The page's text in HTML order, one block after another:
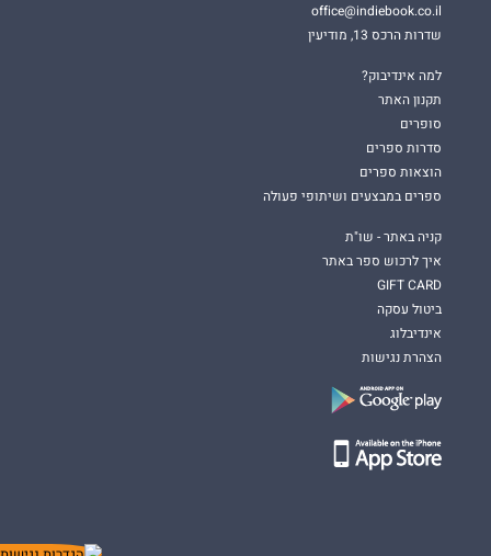
office@indiebook.co.il
שדרות הרכס 13, מודיעין
למה אינדיבוק?
תקנון האתר
סופרים
סדרות ספרים
הוצאות ספרים
ספרים במבצעים ושיתופי פעולה
קניה באתר - שו"ת
איך לרכוש ספר באתר
GIFT CARD
ביטול עסקה
אינדיבלוג
הצהרת נגישות